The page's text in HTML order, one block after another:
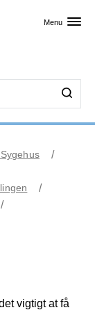
Menu
vigtigt at få